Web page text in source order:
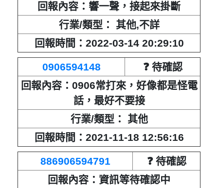
回報內容：響一聲，接起來掛斷
行業/類型： 其他,不詳
回報時間：2022-03-14 20:29:10
0906594148
❓ 待確認
回報內容：0906常打來，好像都是怪電
話，最好不要接
行業/類型： 其他
回報時間：2021-11-18 12:56:16
886906594791
❓ 待確認
回報內容：資訊等待確認中